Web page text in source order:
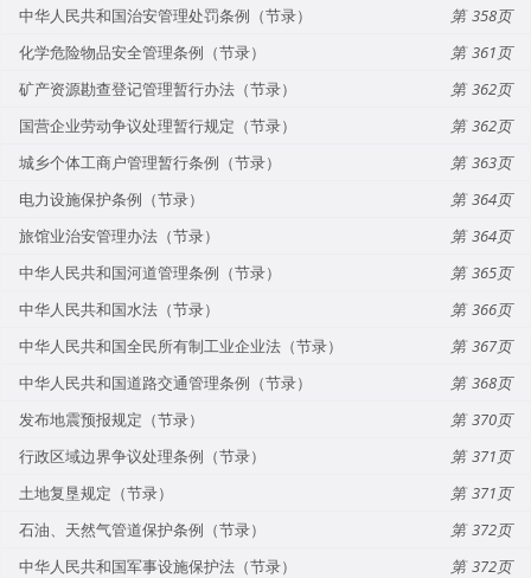
中华人民共和国治安管理处罚条例（节录）
358
化学危险物品安全管理条例（节录）
361
矿产资源勘查登记管理暂行办法（节录）
362
国营企业劳动争议处理暂行规定（节录）
362
城乡个体工商户管理暂行条例（节录）
363
电力设施保护条例（节录）
364
旅馆业治安管理办法（节录）
364
中华人民共和国河道管理条例（节录）
365
中华人民共和国水法（节录）
366
中华人民共和国全民所有制工业企业法（节录）
367
中华人民共和国道路交通管理条例（节录）
368
发布地震预报规定（节录）
370
行政区域边界争议处理条例（节录）
371
土地复垦规定（节录）
371
石油、天然气管道保护条例（节录）
372
中华人民共和国军事设施保护法（节录）
372